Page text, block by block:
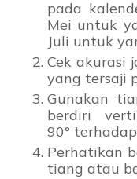
pada
Mei untuk
Juli untuk
Cek akurasi
yang tersaji
Gunakan
berdiri
90°
Perhatikan
tiang atau